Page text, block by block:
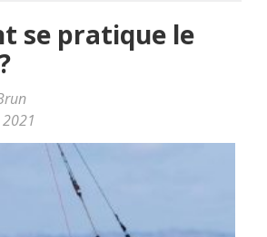
se pratique le